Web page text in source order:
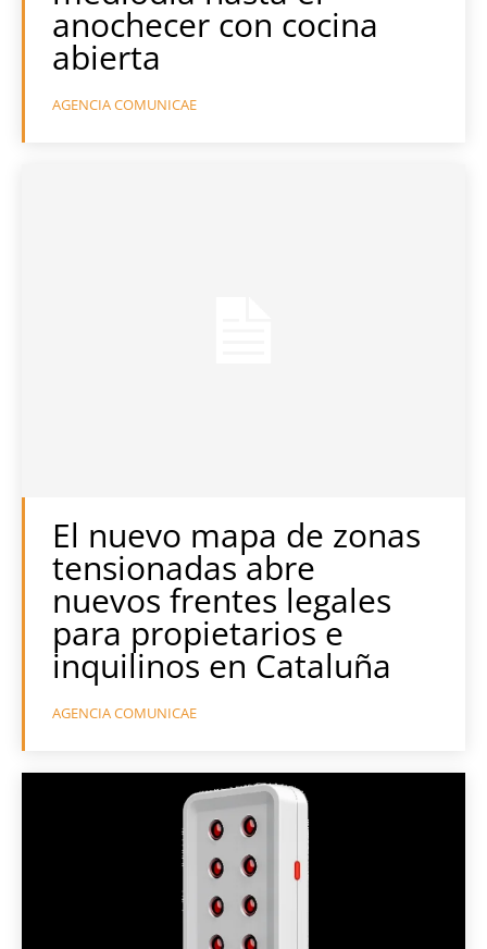
anochecer con cocina
abierta
AGENCIA COMUNICAE
El nuevo mapa de zonas
tensionadas abre
nuevos frentes legales
para propietarios e
inquilinos en Cataluña
AGENCIA COMUNICAE